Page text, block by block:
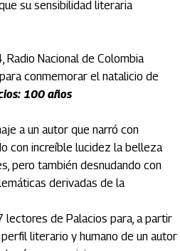
su sensibilidad literaria
Nacional de Colombia
conmemorar el natalicio de
100 años
a un autor que narró con
con increíble lucidez la belleza
pero también desnudando con
derivadas de la
lectores de Palacios para, a partir
literario y humano de un autor